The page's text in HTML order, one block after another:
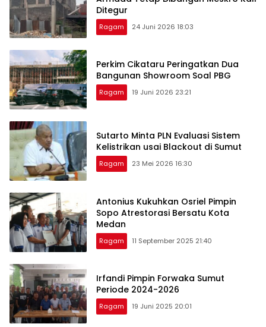
Ditegur
Ragam 24 Juni 2026 18:03
Perkim Cikataru Peringatkan Dua
Bangunan Showroom Soal PBG
Ragam 19 Juni 2026 23:21
Sutarto Minta PLN Evaluasi Sistem
Kelistrikan usai Blackout di Sumut
Ragam 23 Mei 2026 16:30
Antonius Kukuhkan Osriel Pimpin
Sopo Atrestorasi Bersatu Kota
Medan
Ragam 11 September 2025 21:40
Irfandi Pimpin Forwaka Sumut
Periode 2024-2026
Ragam 19 Juni 2025 20:01